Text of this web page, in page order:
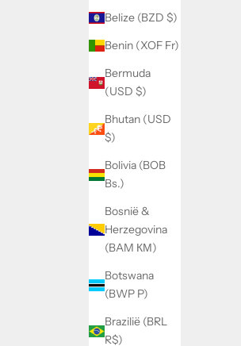
Belize (BZD $)
Benin (XOF Fr)
Bermuda
(USD $)
Bhutan (USD
$)
Bolivia (BOB
Bs.)
Bosnië &
Herzegovina
(BAM КМ)
Botswana
(BWP P)
Brazilië (BRL
R$)